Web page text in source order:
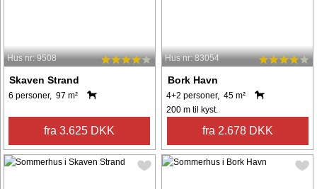
Hus nr: 9508
Skaven Strand
6 personer, 97 m²
fra 3.625 DKK
Hus nr: 83054
Bork Havn
4+2 personer, 45 m²
200 m til kyst.
fra 2.678 DKK